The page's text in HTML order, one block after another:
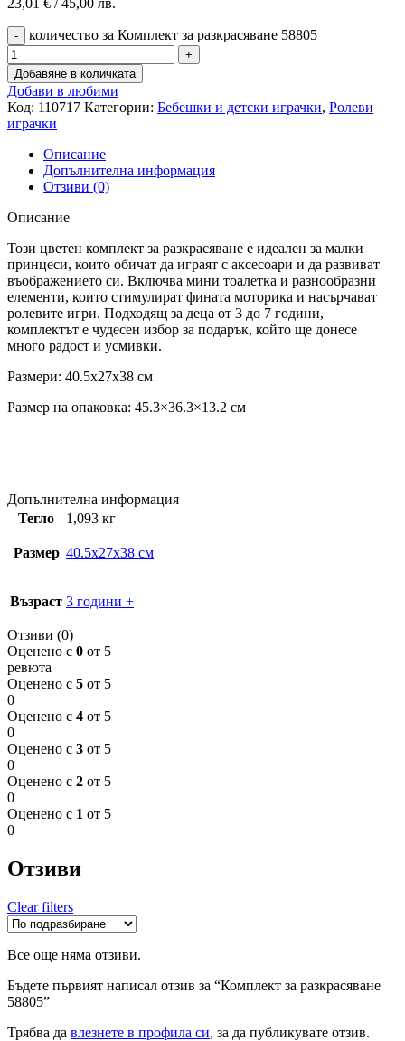
количество за Комплект за разкрасяване 58805
Добавяне в количката
Добави в любими
Код: 110717 Категории: Бебешки и детски играчки, Ролеви
играчки
Описание
Допълнителна информация
Отзиви (0)
Описание
Този цветен комплект за разкрасяване е идеален за малки
принцеси, които обичат да играят с аксесоари и да развиват
въображението си. Включва мини тоалетка и разнообразни
елементи, които стимулират фината моторика и насърчават
ролевите игри. Подходящ за деца от 3 до 7 години,
комплектът е чудесен избор за подарък, който ще донесе
много радост и усмивки.
Размери: 40.5x27x38 см
Размер на опаковка: 45.3×36.3×13.2 см
Допълнителна информация
Тегло
1,093 кг
Размер 40.5x27x38 см
Възраст 3 години +
Отзиви (0)
Оценено с 0 от 5
ревюта
Оценено с 5 от 5
0
Оценено с 4 от 5
0
Оценено с 3 от 5
0
Оценено с 2 от 5
0
Оценено с 1 от 5
0
Отзиви
Clear filters
Все още няма отзиви.
Бъдете първият написал отзив за “Комплект за разкрасяване
58805”
Трябва да влезнете в профила си, за да публикувате отзив.